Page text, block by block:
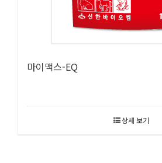
마이맥스-EQ
상세 보기